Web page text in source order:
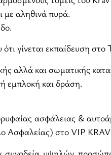
με αληθινά πυρά.
γίνεται εκπαίδευση
αλλά και σωματικής
εμπλοκή και δράση.
ασφάλειας &
στο VIP